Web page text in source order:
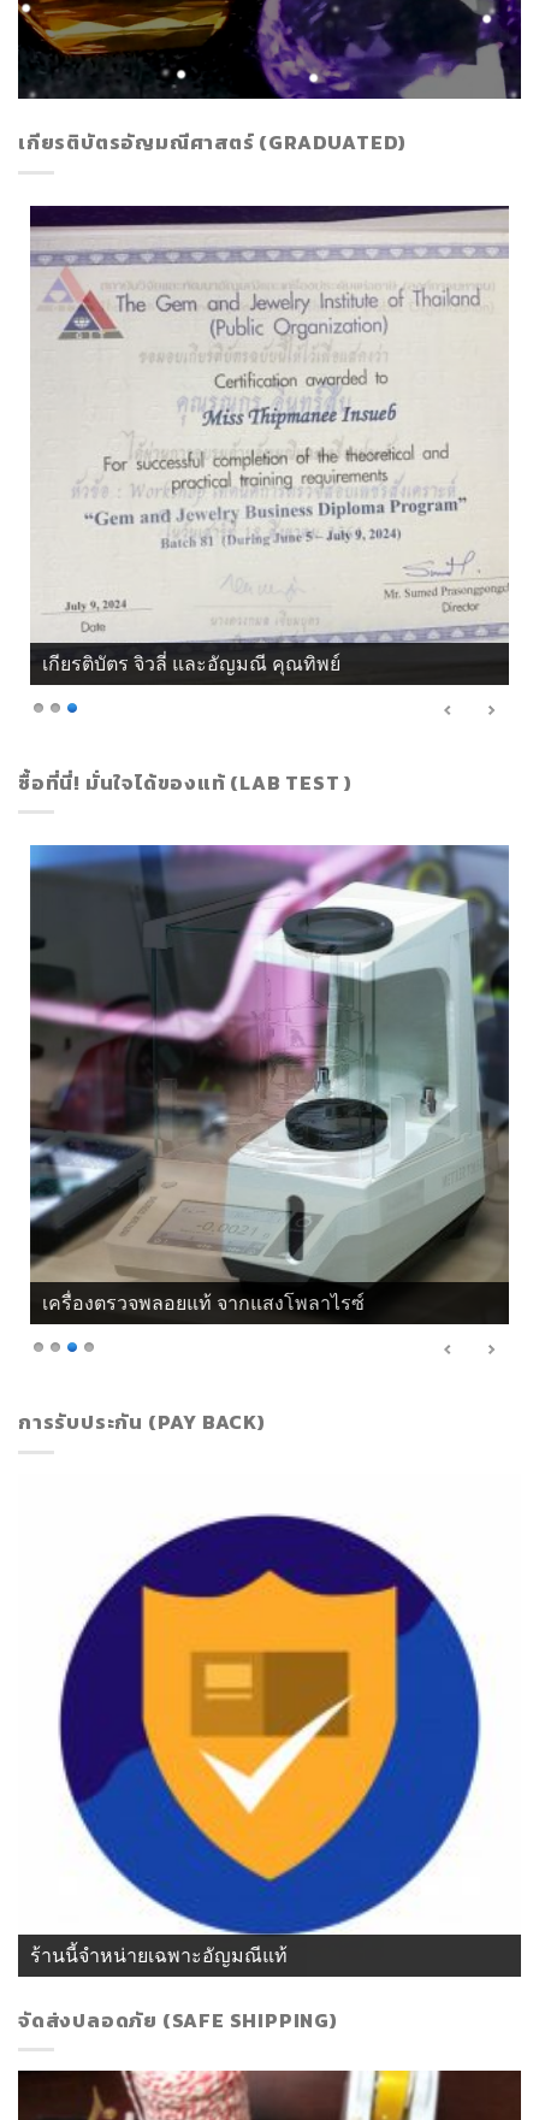
เกียรติบัตรอัญมณีศาสตร์ (GRADUATED)
เกียรติบัตร จิวลี่ และอัญมณี คุณทิพย์
ซื้อที่นี่! มั่นใจได้ของแท้ (LAB TEST )
เครื่องตรวจพลอยแท้ จากแสงโพลาไรซ์
การรับประกัน (PAY BACK)
ร้านนี้จำหน่ายเฉพาะอัญมณีแท้
จัดส่งปลอดภัย (SAFE SHIPPING)